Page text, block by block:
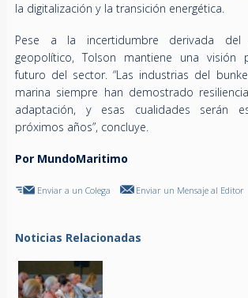
la digitalización y la transición energética.
Pese a la incertidumbre derivada del
geopolítico, Tolson mantiene una visión
futuro del sector. “Las industrias del
marina siempre han demostrado
adaptación, y esas cualidades serán
próximos años”, concluye.
Por MundoMaritimo
Enviar a un Colega Enviar un Mensaje al Editor
Noticias Relacionadas